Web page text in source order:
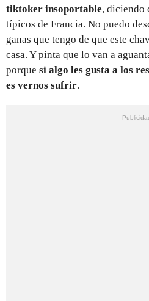
tiktoker insoportable, diciendo
típicos de Francia. No puedo
ganas que tengo de que este
casa. Y pinta que lo van a
porque si algo les gusta a los
es vernos sufrir.